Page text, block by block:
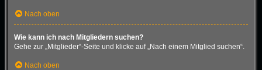
Nach oben
Wie kann ich nach Mitgliedern suchen?
Gehe zur „Mitglieder“-Seite und klicke auf „Nach einem Mitglied suchen“.
Nach oben